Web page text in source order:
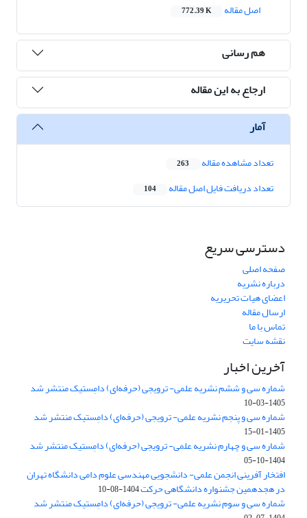
اصل مقاله
772.39 K
هم رسانی
ارجاع به این مقاله
آمار
تعداد مشاهده مقاله 263
تعداد دریافت فایل اصل مقاله 104
دسترسی سریع
صفحه اصلی
درباره نشریه
اعضای هیات تحریریه
ارسال مقاله
تماس با ما
نقشه سایت
آخرین اخبار
شماره سی و ششم نشریه علمی- ترویجی (حرفه‌ای) دامِستیک منتشر شد
1405-03-10
شماره سی و پنجم نشریه علمی- ترویجی (حرفه‌ای) دامِستیک منتشر شد
1405-01-15
شماره سی و چهارم نشریه علمی- ترویجی (حرفه‌ای) دامِستیک منتشر شد
1404-10-05
افتخار آفرینی انجمن علمی- دانشجویی مهندسی علوم دامی دانشگاه تهران
در هجدهمین جشنواره دانشگاهی حرکت1404-08-10
شماره سی و سوم نشریه علمی- ترویجی (حرفه‌ای) دامِستیک منتشر شد